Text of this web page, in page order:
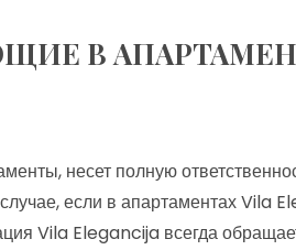
В
несет полную
если в апартаментах Vila
Vila Elegancija всегда